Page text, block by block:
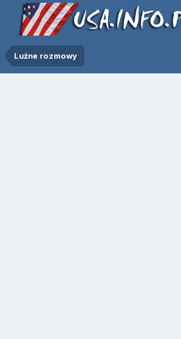
Luźne rozmowy